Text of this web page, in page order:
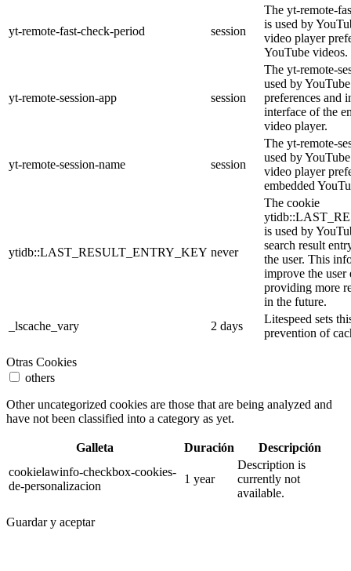
yt-remote-fast-check-period session
The yt-remote-
is used by
video player
YouTube videos.
yt-remote-session-app session
The yt-remote-
used by
preferences and
interface of the
video player.
yt-remote-session-name session
The yt-remote-
used by
video player
embedded
ytidb::LAST_RESULT_ENTRY_KEY never
The cookie
is used by
search result
the user. This
improve the user
providing more
in the future.
_lscache_vary
2 days
Litespeed sets
prevention of
Otras Cookies
others
Other uncategorized cookies are those that are being analyzed and
have not been classified into a category as yet.
Galleta Duración
Descripción
cookielawinfo-checkbox-cookies-
de-personalizacion
1 year
Description is
currently not
available.
Guardar y aceptar